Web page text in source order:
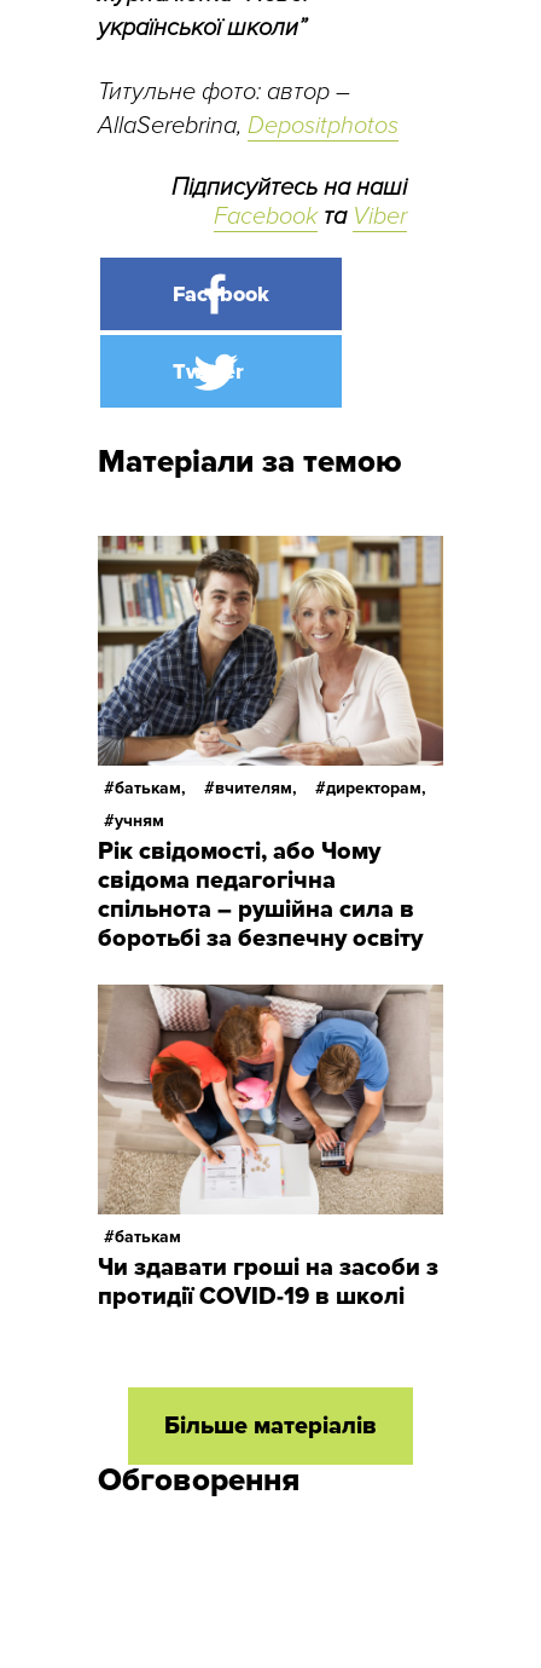
української школи”
Титульне фото: автор –
AllaSerebrina, Depositphotos
Підписуйтесь на наші
Facebookта Viber
Матеріали за темою
батькам, вчителям,
директорам,
учням
Рік свідомості, або Чому
свідома педагогічна
спільнота – рушійна сила в
боротьбі за безпечну освіту
батькам
Чи здавати гроші на засоби з
протидії COVID-19 в школі
Більше матеріалів
Обговорення